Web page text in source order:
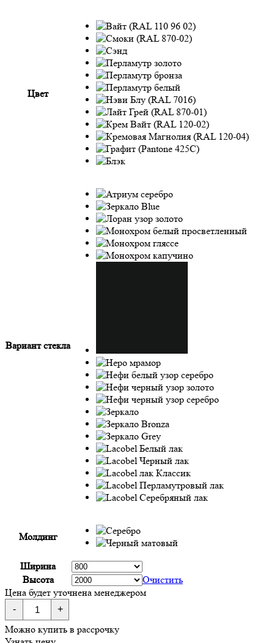
Цвет
Вариант стекла
Молдинг
Ширина
Высота
Очистить
Цена будет уточнена менеджером
-
Количество
товара
19PW
Стекло
+
Можно купить в рассрочку